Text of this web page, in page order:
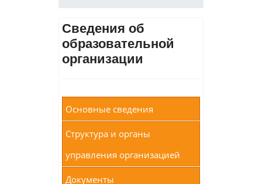
Сведения об
образовательной
организации
Основные сведения
Структура и органы
управления организацией
Документы